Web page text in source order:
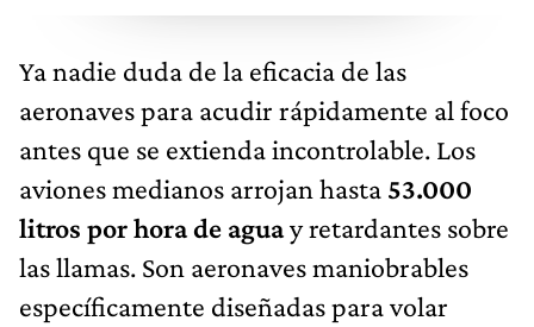
Ya nadie duda de la eficacia de las
aeronaves para acudir rápidamente al foco
antes que se extienda incontrolable. Los
aviones medianos arrojan hasta 53.000
litros por hora de aguay retardantes sobre
las llamas. Son aeronaves maniobrables
específicamente diseñadas para volar